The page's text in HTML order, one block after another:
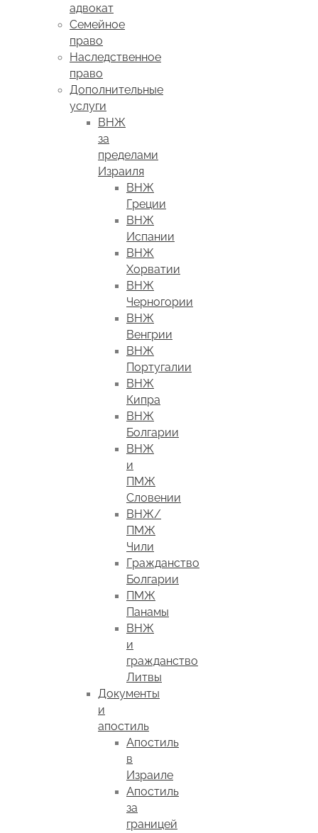
адвокат
Семейное
право
Наследственное
право
Дополнительные
услуги
ВНЖ
за
пределами
Израиля
ВНЖ
Греции
ВНЖ
Испании
ВНЖ
Хорватии
ВНЖ
Черногории
ВНЖ
Венгрии
ВНЖ
Португалии
ВНЖ
Кипра
ВНЖ
Болгарии
ВНЖ
и
ПМЖ
Словении
ВНЖ/
ПМЖ
Чили
Гражданство
Болгарии
ПМЖ
Панамы
ВНЖ
и
гражданство
Литвы
Документы
и
апостиль
Апостиль
в
Израиле
Апостиль
за
границей